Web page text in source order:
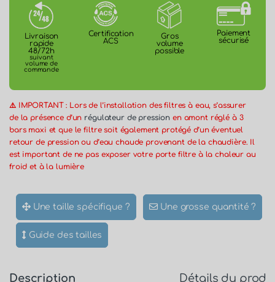
Livraison
rapide
48/72h
suivant
volume de
commande
Certification
ACS
Gros
volume
possible
Paiement
sécurisé
⚠️ IMPORTANT : Lors de l’installation des filtres à eau, s’assurer
de la présence d’un régulateur de pression en amont réglé à 3
bars maxi et que le filtre soit également protégé d’un éventuel
retour de pression ou d’eau chaude provenant de la chaudière. Il
est important de ne pas exposer votre porte filtre à la chaleur au
froid et à la lumière
Une taille spécifique ? Une grosse quantité ?
Guide des tailles
Description Détails du